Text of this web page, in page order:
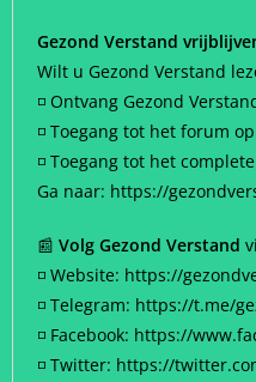
Gezond Verstand
Wilt u Gezond Verstand
◽ Ontvang Gezond
◽ Toegang tot het forum
◽ Toegang tot het
Ga naar: https://
📰 Volg Gezond Verstand
◽ Website: https://
◽ Telegram: https://t.me/
◽ Facebook: https://
◽ Twitter: https://